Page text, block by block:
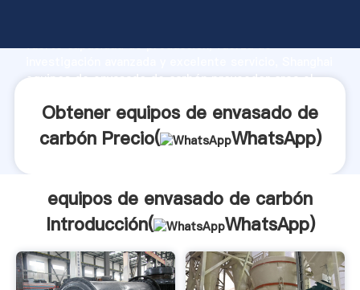
fuerte capacidad de producción, fuerza de
equipos de envasado de carbón proveedor crea el
Obtener equipos de envasado de
carbón Precio(
WhatsApp)
equipos de envasado de carbón
Introducción(
WhatsApp)